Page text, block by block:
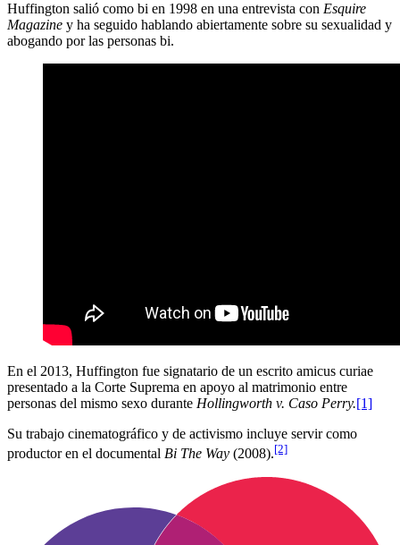
Huffington salió como bi en 1998 en una entrevista con Esquire
Magazine y ha seguido hablando abiertamente sobre su sexualidad y
abogando por las personas bi.
En el 2013, Huffington fue signatario de un escrito amicus curiae
presentado a la Corte Suprema en apoyo al matrimonio entre
personas del mismo sexo durante Hollingworth v. Caso Perry.[1]
Su trabajo cinematográfico y de activismo incluye servir como
productor en el documental Bi The Way (2008).[2]